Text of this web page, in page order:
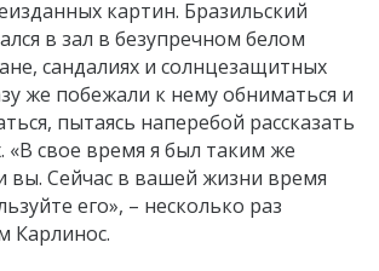
картин. Бразильский
в зал в безупречном белом
сандалиях и солнцезащитных
же побежали к нему обниматься и
пытаясь наперебой рассказать
«В свое время я был таким же
вы. Сейчас в вашей жизни время
его», – несколько раз
Карлинос.